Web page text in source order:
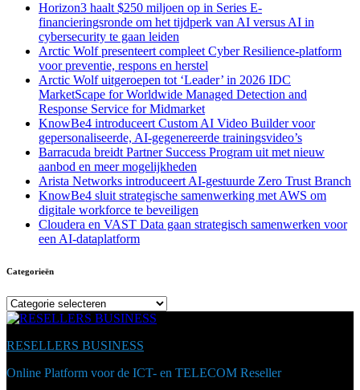
Horizon3 haalt $250 miljoen op in Series E-
financieringsronde om het tijdperk van AI versus AI in
cybersecurity te gaan leiden
Arctic Wolf presenteert compleet Cyber Resilience-platform
voor preventie, respons en herstel
Arctic Wolf uitgeroepen tot ‘Leader’ in 2026 IDC
MarketScape for Worldwide Managed Detection and
Response Service for Midmarket
KnowBe4 introduceert Custom AI Video Builder voor
gepersonaliseerde, AI-gegenereerde trainingsvideo’s
Barracuda breidt Partner Success Program uit met nieuw
aanbod en meer mogelijkheden
Arista Networks introduceert AI-gestuurde Zero Trust Branch
KnowBe4 sluit strategische samenwerking met AWS om
digitale workforce te beveiligen
Cloudera en VAST Data gaan strategisch samenwerken voor
een AI-dataplatform
Categorieën
Categorieën
RESELLERS BUSINESS
Online Platform voor de ICT- en TELECOM Reseller